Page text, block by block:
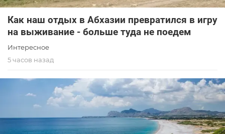
Как наш отдых в Абхазии превратился в игру
на выживание - больше туда не поедем
Интересное
5 часов назад